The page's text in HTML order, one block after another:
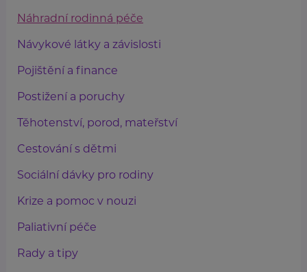
Náhradní rodinná péče
Návykové látky a závislosti
Pojištění a finance
Postižení a poruchy
Těhotenství, porod, mateřství
Cestování s dětmi
Sociální dávky pro rodiny
Krize a pomoc v nouzi
Paliativní péče
Rady a tipy